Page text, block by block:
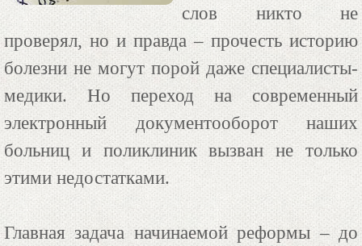
слов никто не
проверял, но и правда – прочесть историю
болезни не могут порой даже специалисты-
медики. Но переход на современный
электронный документооборот наших
больниц и поликлиник вызван не только
этими недостатками.
Главная задача начинаемой реформы – до